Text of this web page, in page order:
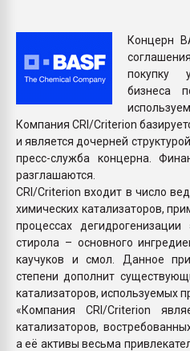
Концерн
покупку
бизнеса
Компания CRI/Criterion
и является дочерней
пресс-служба концерна.
разглашаются.
CRI/Criterion входит в число
химических катализаторов,
процессах
стирола – основного
каучуков и смол. Данное
степени дополнит
катализаторов, используемых
«Компания CRI/Criterion
катализаторов,
а её активы весьма